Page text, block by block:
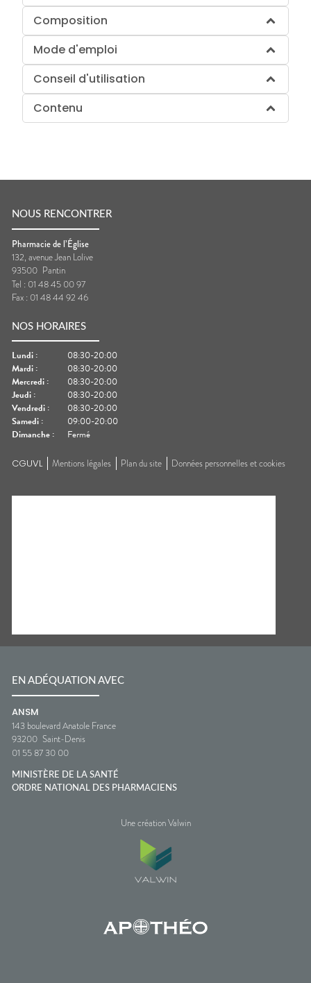
Composition
Mode d'emploi
Conseil d'utilisation
Contenu
NOUS RENCONTRER
Pharmacie de l’Église
132, avenue Jean Lolive
93500 Pantin
Tel : 01 48 45 00 97
Fax : 01 48 44 92 46
NOS HORAIRES
Lundi :
08:30-20:00
Mardi :
08:30-20:00
Mercredi :
08:30-20:00
Jeudi :
08:30-20:00
Vendredi :
08:30-20:00
Samedi :
09:00-20:00
Dimanche : Fermé
CGUVL Mentions légales Plan du site Données personnelles et cookies
EN ADÉQUATION AVEC
ANSM
143 boulevard Anatole France
93200 Saint-Denis
01 55 87 30 00
MINISTÈRE DE LA SANTÉ
ORDRE NATIONAL DES PHARMACIENS
Une création Valwin